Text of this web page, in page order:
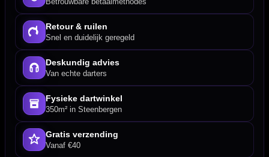
Retour & ruilen
Snel en duidelijk geregeld
Deskundig advies
Van echte darters
Fysieke dartwinkel
350m² in Steenbergen
Gratis verzending
Vanaf €40